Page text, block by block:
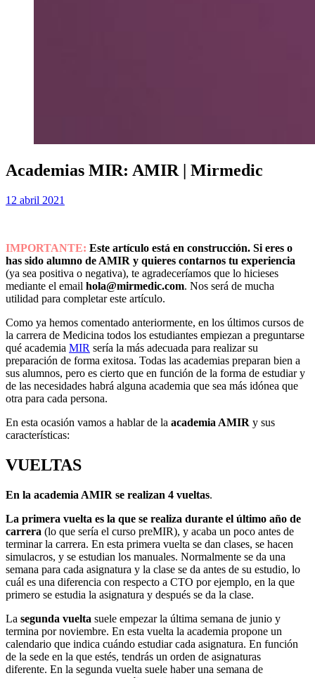
Academias MIR: AMIR | Mirmedic
porExamen MIR
Publicada
12 abril 2021
IMPORTANTE: Este artículo está en construcción. Si eres o
has sido alumno de AMIR y quieres contarnos tu experiencia
(ya sea positiva o negativa), te agradeceríamos que lo hicieses
mediante el email hola@mirmedic.com. Nos será de mucha
utilidad para completar este artículo.
Como ya hemos comentado anteriormente, en los últimos cursos de
la carrera de Medicina todos los estudiantes empiezan a preguntarse
qué academia MIR sería la más adecuada para realizar su
preparación de forma exitosa. Todas las academias preparan bien a
sus alumnos, pero es cierto que en función de la forma de estudiar y
de las necesidades habrá alguna academia que sea más idónea que
otra para cada persona.
En esta ocasión vamos a hablar de la academia AMIR y sus
características:
VUELTAS
En la academia AMIR se realizan 4 vueltas.
La primera vuelta es la que se realiza durante el último año de
carrera (lo que sería el curso preMIR), y acaba un poco antes de
terminar la carrera. En esta primera vuelta se dan clases, se hacen
simulacros, y se estudian los manuales. Normalmente se da una
semana para cada asignatura y la clase se da antes de su estudio, lo
cuál es una diferencia con respecto a CTO por ejemplo, en la que
primero se estudia la asignatura y después se da la clase.
La segunda vuelta suele empezar la última semana de junio y
termina por noviembre. En esta vuelta la academia propone un
calendario que indica cuándo estudiar cada asignatura. En función
de la sede en la que estés, tendrás un orden de asignaturas
diferente. En la segunda vuelta suele haber una semana de